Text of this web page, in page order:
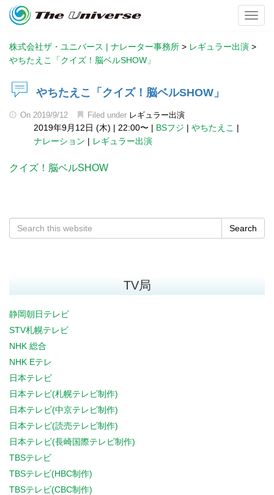
株式会社ザ・ユニバース | ナレーター事務所 > レギュラー出演 >
やちたえこ「クイズ！脳ベルSHOW」
やちたえこ「クイズ！脳ベルSHOW」
On 2019/9/12 Filed under レギュラー出演
2019年9月12日 (木) | 22:00〜 | BSフジ | やちたえこ |
ナレーション | レギュラー出演
クイズ！脳ベルSHOW
Search
TV局
静岡朝日テレビ
STV札幌テレビ
NHK 総合
NHK Eテレ
日本テレビ
日本テレビ(札幌テレビ制作)
日本テレビ(中京テレビ制作)
日本テレビ(読売テレビ制作)
日本テレビ(長崎国際テレビ制作)
TBSテレビ
TBSテレビ(HBC制作)
TBSテレビ(CBC制作)